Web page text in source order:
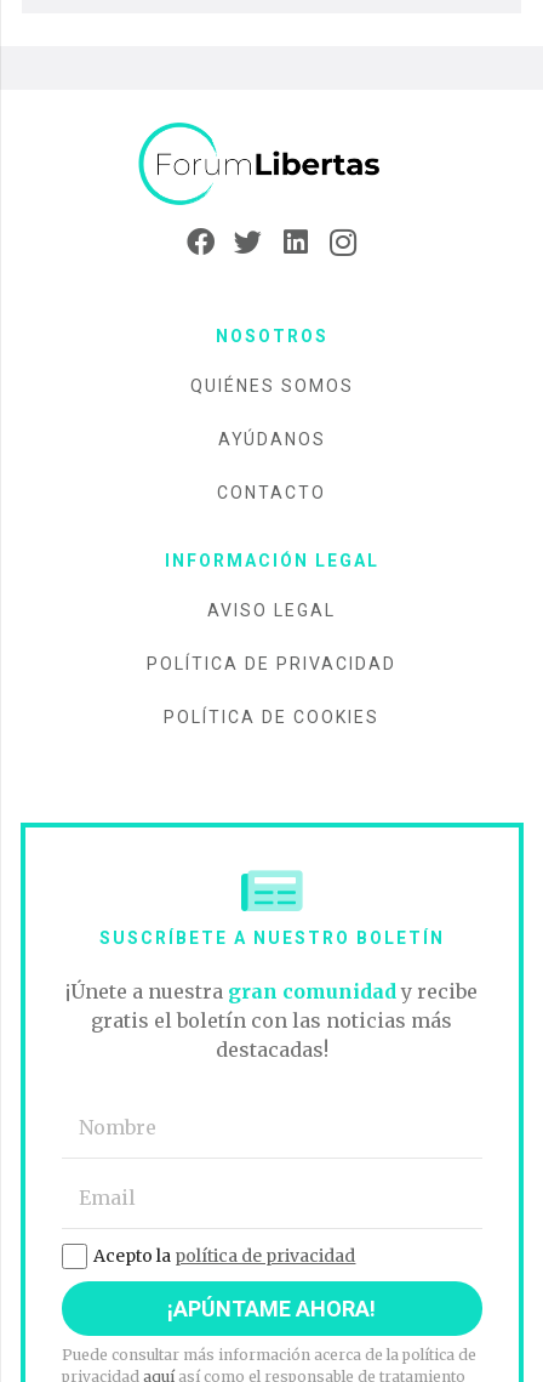
NOSOTROS
QUIÉNES SOMOS
AYÚDANOS
CONTACTO
INFORMACIÓN LEGAL
AVISO LEGAL
POLÍTICA DE PRIVACIDAD
POLÍTICA DE COOKIES
SUSCRÍBETE A NUESTRO BOLETÍN
¡Únete a nuestra gran comunidad y recibe
gratis el boletín con las noticias más
destacadas!
Acepto la política de privacidad
Puede consultar más información acerca de la política de
privacidad aquíasí como el responsable de tratamiento